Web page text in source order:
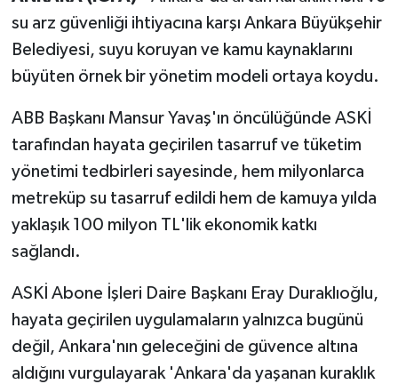
su arz güvenliği ihtiyacına karşı Ankara Büyükşehir
Belediyesi, suyu koruyan ve kamu kaynaklarını
büyüten örnek bir yönetim modeli ortaya koydu.
ABB Başkanı Mansur Yavaş'ın öncülüğünde ASKİ
tarafından hayata geçirilen tasarruf ve tüketim
yönetimi tedbirleri sayesinde, hem milyonlarca
metreküp su tasarruf edildi hem de kamuya yılda
yaklaşık 100 milyon TL'lik ekonomik katkı
sağlandı.
ASKİ Abone İşleri Daire Başkanı Eray Duraklıoğlu,
hayata geçirilen uygulamaların yalnızca bugünü
değil, Ankara'nın geleceğini de güvence altına
aldığını vurgulayarak 'Ankara'da yaşanan kuraklık